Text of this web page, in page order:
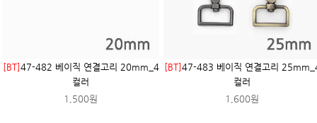
[BT]47-482 베이직 연결고리 20mm_4
컬러
1,500원
[BT]47-483 베이직 연결고리
컬러
1,600원